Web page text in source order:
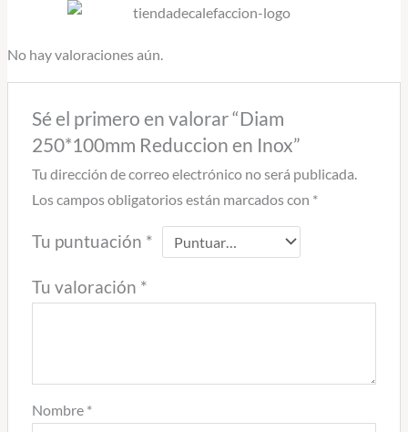
No hay valoraciones aún.
Sé el primero en valorar “Diam
250*100mm Reduccion en Inox”
Tu dirección de correo electrónico no será publicada.
Los campos obligatorios están marcados con *
Tu puntuación *
Tu valoración *
Nombre *